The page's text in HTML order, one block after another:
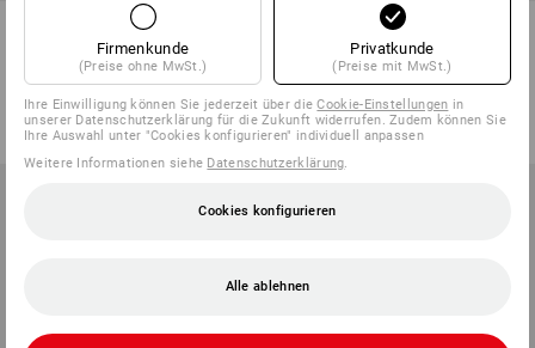
Wera Bit-Check 10 Impaktor,
Variante
44,28 €38,28 €
(m. MwSt.)
Wera Bit-Check 6 Impaktor, 6-
1 Variante
22,68 €19,08 €
(m. MwSt.)
Firmenkunde
(Preise ohne MwSt.)
Privatkunde
(Preise mit MwSt.)
Ihre Einwilligung können Sie jederzeit über dieCookie-Einstellungen in
unserer Datenschutzerklärung für die Zukunft widerrufen. Zudem können Sie
Ihre Auswahl unter "Cookies konfigurieren" individuell anpassen
Weitere Informationen siehe Datenschutzerklärung
Cookies konfigurieren
Alle ablehnen